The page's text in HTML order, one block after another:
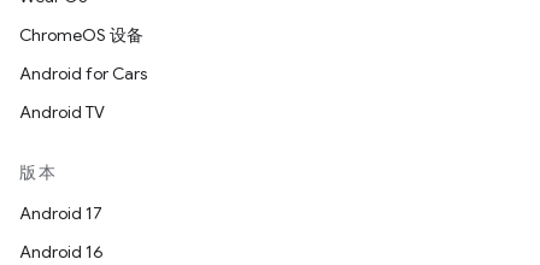
ChromeOS 设备
Android for Cars
Android TV
版本
Android 17
Android 16